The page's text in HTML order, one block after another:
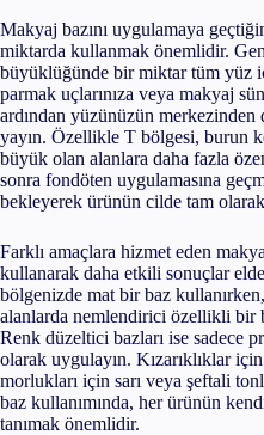
Makyaj bazını uygulamaya
miktarda kullanmak önemlidir.
büyüklüğünde bir miktar tüm yüz
parmak uçlarınıza veya makyaj
ardından yüzünüzün merkezinden
yayın. Özellikle T bölgesi, burun
büyük olan alanlara daha fazla
sonra fondöten uygulamasına
bekleyerek ürünün cilde tam
Farklı amaçlara hizmet eden
kullanarak daha etkili sonuçlar
bölgenizde mat bir baz
alanlarda nemlendirici özellikli bir
Renk düzeltici bazları ise sadece
olarak uygulayın. Kızarıklıklar
morlukları için sarı veya şeftali
baz kullanımında, her ürünün
tanımak önemlidir.